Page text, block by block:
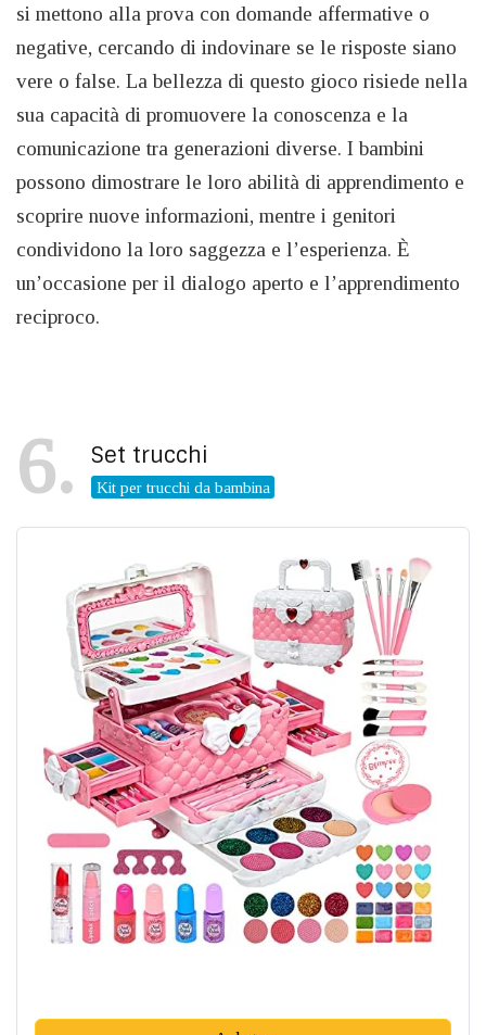
si mettono alla prova con domande affermative o
negative, cercando di indovinare se le risposte siano
vere o false. La bellezza di questo gioco risiede nella
sua capacità di promuovere la conoscenza e la
comunicazione tra generazioni diverse. I bambini
possono dimostrare le loro abilità di apprendimento e
scoprire nuove informazioni, mentre i genitori
condividono la loro saggezza e l’esperienza. È
un’occasione per il dialogo aperto e l’apprendimento
reciproco.
6 Set trucchi
Kit per trucchi da bambina